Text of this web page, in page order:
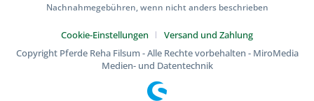
Nachnahmegebühren, wenn nicht anders beschrieben
Cookie-Einstellungen
Versand und Zahlung
Copyright Pferde Reha Filsum - Alle Rechte vorbehalten - MiroMedia
Medien- und Datentechnik